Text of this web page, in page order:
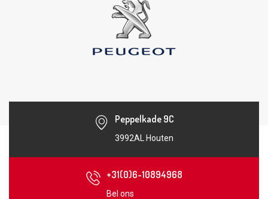
Peppelkade 9C
3992AL Houten
+31(0)6-10894968
Bel ons